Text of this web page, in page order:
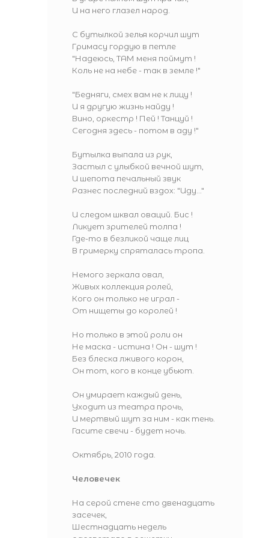
И на него глазел народ.
С бутылкой зелья корчил шут
Гримасу гордую в петле
"Надеюсь, ТАМ меня поймут !
Коль не на небе - так в земле !"
"Бедняги, смех вам не к лицу !
И я другую жизнь найду !
Вино, оркестр ! Пей ! Танцуй !
Сегодня здесь - потом в аду !"
Бутылка выпала из рук,
Застыл с улыбкой вечной шут,
И шепота печальный звук
Разнес последний вздох: "Иду..."
И следом шквал оваций. Бис !
Ликует зрителей толпа !
Где-то в безликой чаще лиц
В гримерку спряталась тропа.
Немого зеркала овал,
Живых коллекция ролей,
Кого он только не играл -
От нищеты до королей !
Но только в этой роли он
Не маска - истина ! Он - шут !
Без блеска лживого корон,
Он тот, кого в конце убьют.
Он умирает каждый день,
Уходит из театра прочь,
И мертвый шут за ним - как тень.
Гасите свечи - будет ночь.
Октябрь, 2010 года.
Человечек
На серой стене сто двенадцать
засечек,
Шестнадцать недель